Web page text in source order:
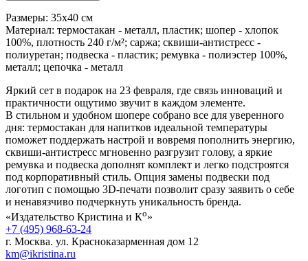
Размеры: 35х40 см
Материал: термостакан - металл, пластик; шопер - хлопок
100%, плотность 240 г/м²; саржа; сквиши-антистресс -
полиуретан; подвеска - пластик; ремувка - полиэстер 100%,
металл; цепочка - металл
Яркий сет в подарок на 23 февраля, где связь инноваций и
практичности ощутимо звучит в каждом элементе.
В стильном и удобном шопере собрано все для уверенного
дня: термостакан для напитков идеальной температуры
поможет поддержать настрой и вовремя пополнить энергию,
сквиши-антистресс мгновенно разгрузит голову, а яркие
ремувка и подвеска дополнят комплект и легко подстроятся
под корпоративный стиль. Опция замены подвески под
логотип с помощью 3D-печати позволит сразу заявить о себе
и ненавязчиво подчеркнуть уникальность бренда.
«Издательство Кристина и Ко»
+7 (495) 968-63-24
г. Москва. ул. Красноказарменная дом 12
km@ikristina.ru